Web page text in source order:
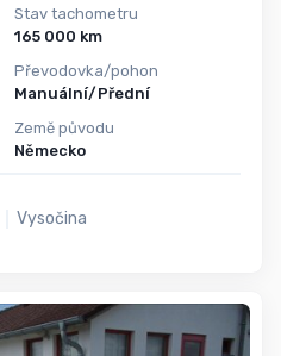
Stav tachometru
165 000 km
Převodovka/pohon
Manuální/Přední
Země původu
Německo
Vysočina